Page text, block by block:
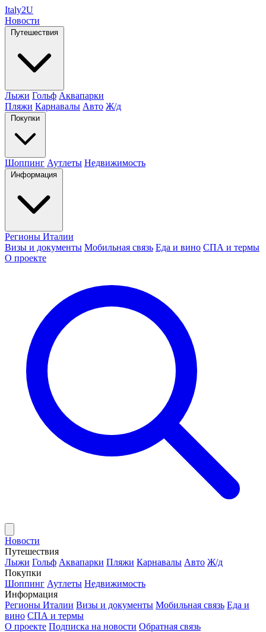
Italy2U
Новости
Путешествия
Лыжи Гольф Аквапарки
Пляжи Карнавалы Авто Ж/д
Покупки
Шоппинг Аутлеты Недвижимость
Информация
Регионы Италии
Визы и документы Мобильная связь Еда и вино СПА и термы
О проекте
Новости
Путешествия
Лыжи Гольф Аквапарки Пляжи Карнавалы Авто Ж/д
Покупки
Шоппинг Аутлеты Недвижимость
Информация
Регионы Италии Визы и документы Мобильная связь Еда и
вино СПА и термы
О проекте Подписка на новости Обратная связь